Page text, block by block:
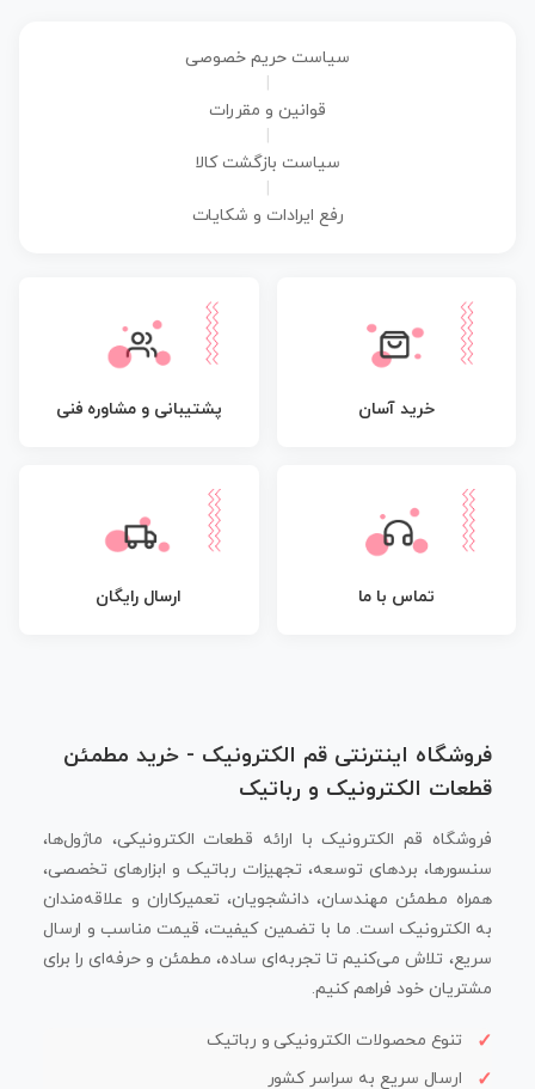
سیاست حریم خصوصی
قوانین و مقررات
سیاست بازگشت کالا
رفع ایرادات و شکایات
خرید آسان پشتیبانی و مشاوره فنی
تماس با ما ارسال رایگان
فروشگاه اینترنتی قم الکترونیک - خرید مطمئن
قطعات الکترونیک و رباتیک
فروشگاه قم الکترونیک با ارائه قطعات الکترونیکی، ماژول‌ها،
سنسورها، بردهای توسعه، تجهیزات رباتیک و ابزارهای تخصصی،
همراه مطمئن مهندسان، دانشجویان، تعمیرکاران و علاقه‌مندان
به الکترونیک است. ما با تضمین کیفیت، قیمت مناسب و ارسال
سریع، تلاش می‌کنیم تا تجربه‌ای ساده، مطمئن و حرفه‌ای را برای
مشتریان خود فراهم کنیم.
تنوع محصولات الکترونیکی و رباتیک
ارسال سریع به سراسر کشور